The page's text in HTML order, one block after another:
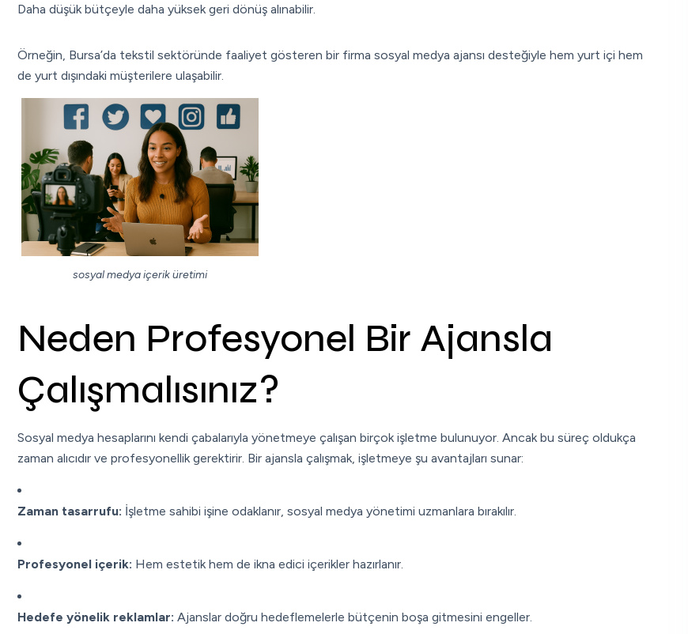
Daha düşük bütçeyle daha yüksek geri dönüş alınabilir.
Örneğin, Bursa’da tekstil sektöründe faaliyet gösteren bir firma sosyal medya ajansı desteğiyle hem yurt içi hem
de yurt dışındaki müşterilere ulaşabilir.
sosyal medya içerik üretimi
Neden Profesyonel Bir Ajansla
Çalışmalısınız?
Sosyal medya hesaplarını kendi çabalarıyla yönetmeye çalışan birçok işletme bulunuyor. Ancak bu süreç oldukça
zaman alıcıdır ve profesyonellik gerektirir. Bir ajansla çalışmak, işletmeye şu avantajları sunar:
Zaman tasarrufu: İşletme sahibi işine odaklanır, sosyal medya yönetimi uzmanlara bırakılır.
Profesyonel içerik: Hem estetik hem de ikna edici içerikler hazırlanır.
Hedefe yönelik reklamlar: Ajanslar doğru hedeflemelerle bütçenin boşa gitmesini engeller.